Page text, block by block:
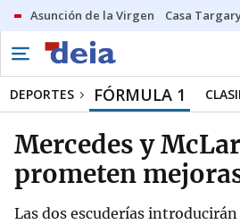
Asunción de la Virgen Casa
DEPORTES FÓRMULA 1
Mercedes y
prometen
Las dos escuderías